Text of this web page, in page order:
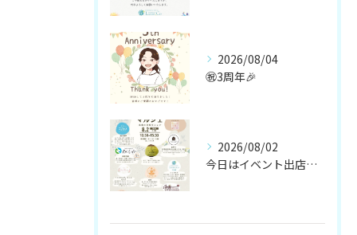
2026/08/04
㊗️3周年🎉
2026/08/02
今日はイベント出店です🌻